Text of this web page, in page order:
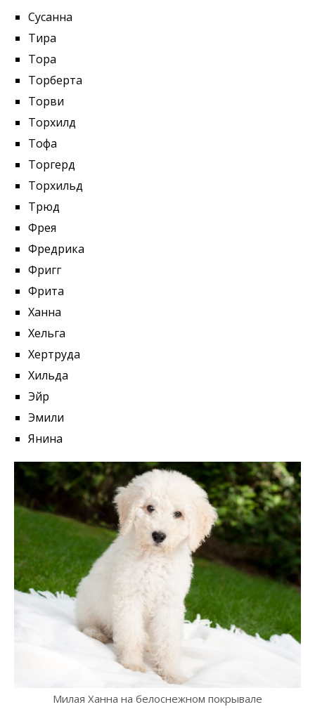
Сусанна
Тира
Тора
Торберта
Торви
Торхилд
Тофа
Торгерд
Торхильд
Трюд
Фрея
Фредрика
Фригг
Фрита
Ханна
Хельга
Хертруда
Хильда
Эйр
Эмили
Янина
Милая Ханна на белоснежном покрывале